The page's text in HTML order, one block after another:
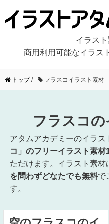
イラス
商用利用可能なイラス
トップ/ フラスコイラスト素材
フラスコ
アタムアカデミーのイラス
コ」のフリーイラスト素
ただけます。イラスト素材
を問わずどなたでも無料で
す。